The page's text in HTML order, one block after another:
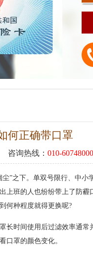
何正确带口罩
询热线： 010-60748000
之下。单双号限行、中小
上班的人也纷纷带上了防霾
何种程度就得更换呢?
时间使用后过滤效率通常
口罩的颜色变化。